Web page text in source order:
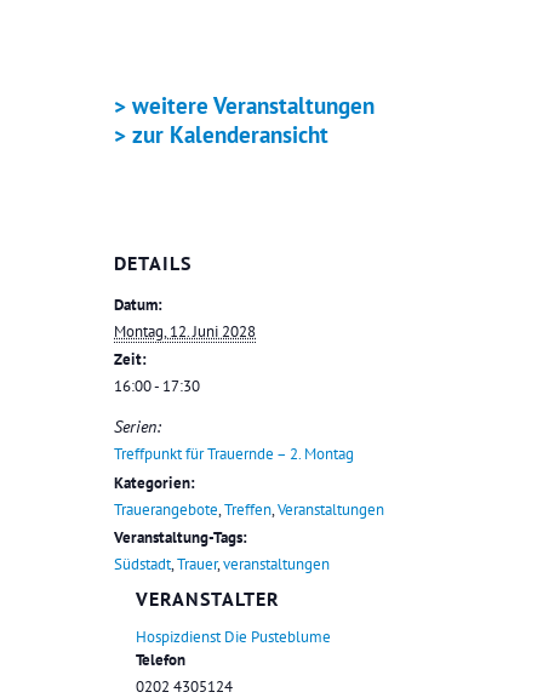
> weitere Veranstaltungen
> zur Kalenderansicht
DETAILS
Datum:
Montag, 12. Juni 2028
Zeit:
16:00 - 17:30
Serien:
Treffpunkt für Trauernde – 2. Montag
Kategorien:
Trauerangebote,Treffen,Veranstaltungen
Veranstaltung-Tags:
Südstadt,Trauer,veranstaltungen
VERANSTALTER
Hospizdienst Die Pusteblume
Telefon
0202 4305124